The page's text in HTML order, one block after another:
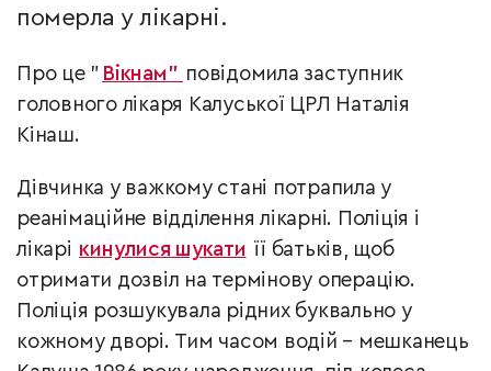
померла у лікарні.
Про це " Вікнам" повідомила заступник
головного лікаря Калуської ЦРЛ Наталія
Кінаш.
Дівчинка у важкому стані потрапила у
реанімаційне відділення лікарні. Поліція і
лікарі кинулися шукати її батьків, щоб
отримати дозвіл на термінову операцію.
Поліція розшукувала рідних буквально у
кожному дворі. Тим часом водій – мешканець